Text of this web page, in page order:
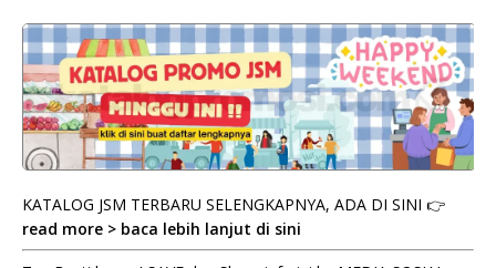
KATALOG JSM TERBARU SELENGKAPNYA, ADA DI SINI 👉
read more > baca lebih lanjut di sini